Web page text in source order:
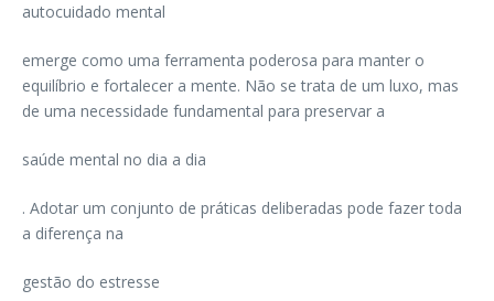
autocuidado mental
emerge como uma ferramenta poderosa para manter o
equilíbrio e fortalecer a mente. Não se trata de um luxo, mas
de uma necessidade fundamental para preservar a
saúde mental no dia a dia
. Adotar um conjunto de práticas deliberadas pode fazer toda
a diferença na
gestão do estresse